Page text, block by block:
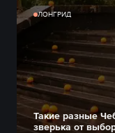
ЛОНГРИД
Такие разные
зверька от